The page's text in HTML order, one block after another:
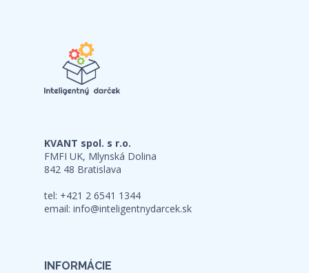
KVANT spol. s r.o.
FMFI UK, Mlynská Dolina
842 48 Bratislava
tel: +421 2 6541 1344
email: info@inteligentnydarcek.sk
INFORMÁCIE